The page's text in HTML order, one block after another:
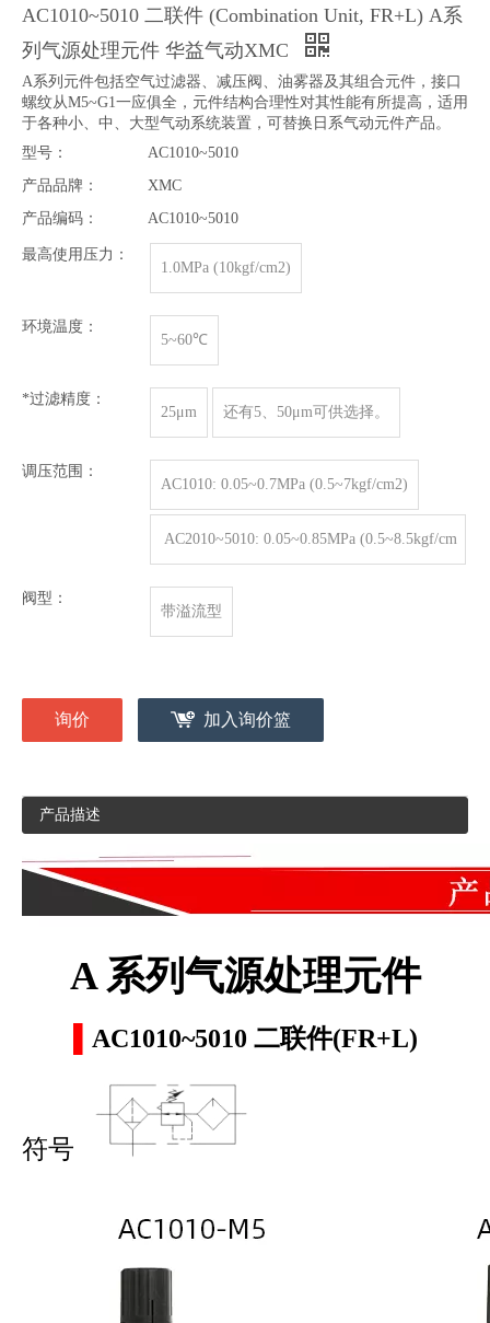
AC1010~5010 二联件 (Combination Unit, FR+L) A系
列气源处理元件 华益气动XMC
A系列元件包括空气过滤器、减压阀、油雾器及其组合元件，接口
螺纹从M5~G1一应俱全，元件结构合理性对其性能有所提高，适用
于各种小、中、大型气动系统装置，可替换日系气动元件产品。
型号：
AC1010~5010
产品品牌：
XMC
产品编码：
AC1010~5010
最高使用压力：
1.0MPa (10kgf/cm2)
环境温度：
5~60℃
*过滤精度：
25μm
还有5、50μm可供选择。
调压范围：
AC1010: 0.05~0.7MPa (0.5~7kgf/cm2)
AC2010~5010: 0.05~0.85MPa (0.5~8.5kgf/cm
阀型：
带溢流型
询价 加入询价篮
产品描述
A 系列气源处理元件
AC1010~5010 二联件(FR+L)
符号